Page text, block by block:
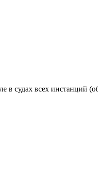
в судах всех инстанций